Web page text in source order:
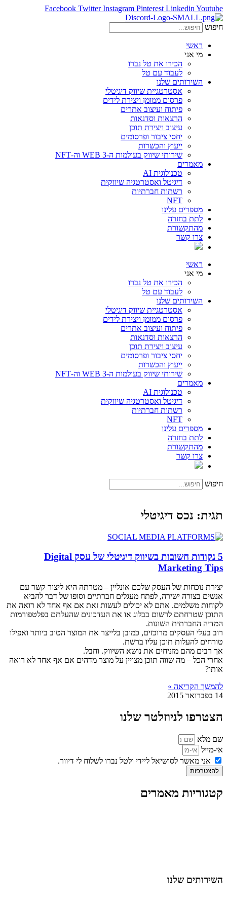
Facebook Twitter Instagram Pinterest Linkedin Youtube
חיפוש
ראשי
מי אני
הכירו את טל נברו
לעבוד עם טל
השירותים שלנו
אסטרטגיית שיווק דיגיטלי
פרסום ממומן ויצירת לידים
פיתוח ועיצוב אתרים
הרצאות וסדנאות
עיצוב ויצירת תוכן
יחסי ציבור ופרסומים
ייעוץ והכשרות
שירותי שיווק בעולמות ה-WEB 3 וה-NFT
מאמרים
טכנולוגית AI
דיגיטל ואסטרטגיה שיווקית
רשתות חברתיות
NFT
מספרים עלינו
לתת בחזרה
מהתקשורת
צרו קשר
ראשי
מי אני
הכירו את טל נברו
לעבוד עם טל
השירותים שלנו
אסטרטגיית שיווק דיגיטלי
פרסום ממומן ויצירת לידים
פיתוח ועיצוב אתרים
הרצאות וסדנאות
עיצוב ויצירת תוכן
יחסי ציבור ופרסומים
ייעוץ והכשרות
שירותי שיווק בעולמות ה-WEB 3 וה-NFT
מאמרים
טכנולוגית AI
דיגיטל ואסטרטגיה שיווקית
רשתות חברתיות
NFT
מספרים עלינו
לתת בחזרה
מהתקשורת
צרו קשר
חיפוש
תגית: נכס דיגיטלי
5 נקודות חשובות בשיווק דיגיטלי של עסק Digital
Marketing Tips
יצירת נוכחות של העסק שלכם אונליין – מטרתה היא ליצור קשר עם
אנשים בצורה ישירה, לפתח מעגלים חברתיים וסופו של דבר להביא
לקוחות משלמים. אתם לא יכולים לעשות זאת אם אף אחד לא רואה את
התוכן שטרחתם לרשום בבלוג או את העדכונים שהעלתם בפלטפורמות
המדיה החברתית השונות.
רוב בעלי העסקים מרוכזים, כמובן בלייצר את המוצר הטוב ביותר ואפילו
טורחים להעלות תוכן עליו ברשת.
אך רבים מהם מזניחים את נושא השיווק. וחבל.
אחרי הכל – מה שווה תוכן מצויין על מוצר מדהים אם אף אחד לא רואה
אותו?
להמשך הקריאה »
14 בפברואר 2015
הצטרפו לניוזלטר שלנו
שם מלא
אי-מייל
אני מאשר לסושיאל ליידי ולטל נברו לשלוח לי דיוור.
להצטרפות
קטגוריות מאמרים
השירותים שלנו